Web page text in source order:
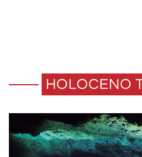
HOLOCENO
SE